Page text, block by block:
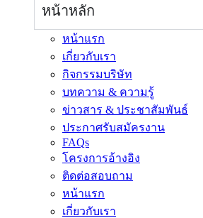
หน้าหลัก
หน้าแรก
เกี่ยวกับเรา
กิจกรรมบริษัท
บทความ & ความรู้
ข่าวสาร & ประชาสัมพันธ์
ประกาศรับสมัครงาน
FAQs
โครงการอ้างอิง
ติดต่อสอบถาม
หน้าแรก
เกี่ยวกับเรา